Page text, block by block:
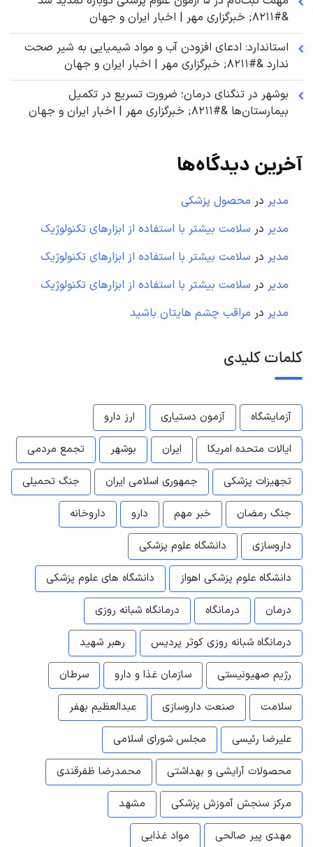
&#۸۲۱۱; خبرگزاری مهر | اخبار ایران و جهان
استاندارد: ادعای افزودن آب و مواد شیمیایی به شیر صحت
ندارد &#۸۲۱۱; خبرگزاری مهر | اخبار ایران و جهان
بوشهر در تنگنای درمان؛ ضرورت تسریع در تکمیل
بیمارستان‌ها &#۸۲۱۱; خبرگزاری مهر | اخبار ایران و جهان
آخرین دیدگاه‌ها
مدیر در محصول پزشکی
مدیر در سلامت بیشتر با استفاده از ابزارهای تکنولوژیک
مدیر در سلامت بیشتر با استفاده از ابزارهای تکنولوژیک
مدیر در سلامت بیشتر با استفاده از ابزارهای تکنولوژیک
مدیر در مراقب چشم هایتان باشید
کلمات کلیدی
آزمایشگاه آزمون دستیاری
ارز دارو
ایالات متحده امریکا
ایران بوشهر
تجمع مردمی
تجهیزات پزشکی
جمهوری اسلامی ایران
جنگ تحمیلی
جنگ رمضان
خبر مهم دارو
داروخانه
داروسازی
دانشگاه علوم پزشکی
دانشگاه علوم پزشکی اهواز
دانشگاه های علوم پزشکی
درمان
درمانگاه
درمانگاه شبانه روزی
درمانگاه شبانه روزی کوثر پردیس
رهبر شهید
رژیم صهیونیستی
سازمان غذا و دارو
سرطان
سلامت
صنعت داروسازی
عبدالعظیم بهفر
علیرضا رئیسی
مجلس شورای اسلامی
محصولات آرایشی و بهداشتی
محمدرضا ظفرقندی
مرکز سنجش آموزش پزشکی
مشهد
مهدی پیر صالحی
مواد غذایی